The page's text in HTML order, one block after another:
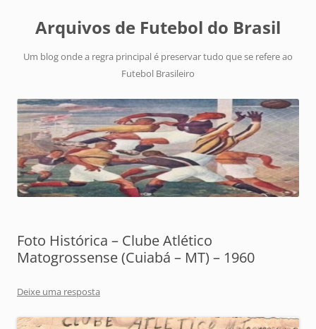
Arquivos de Futebol do Brasil
Um blog onde a regra principal é preservar tudo que se refere ao
Futebol Brasileiro
Foto Histórica – Clube Atlético
Matogrossense (Cuiabá – MT) – 1960
Deixe uma resposta